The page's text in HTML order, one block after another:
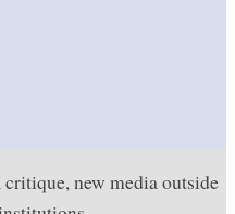
new media outside